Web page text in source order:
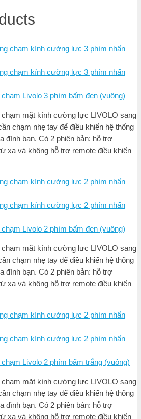
Livolo 3 phím bấm đen (vuông)
mặt kính cường lực LIVOLO sang
chạm nhẹ tay để điều khiển hệ thống
đình bạn. Có 2 phiên bản: hỗ trợ
xa và không hỗ trợ remote điều khiển
Livolo 2 phím bấm đen (vuông)
mặt kính cường lực LIVOLO sang
chạm nhẹ tay để điều khiển hệ thống
đình bạn. Có 2 phiên bản: hỗ trợ
xa và không hỗ trợ remote điều khiển
Livolo 2 phím bấm trắng (vuông)
mặt kính cường lực LIVOLO sang
chạm nhẹ tay để điều khiển hệ thống
đình bạn. Có 2 phiên bản: hỗ trợ
xa và không hỗ trợ remote điều khiển